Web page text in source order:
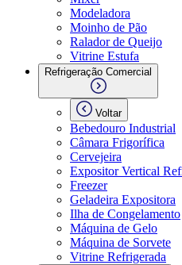
Modeladora
Moinho de Pão
Ralador de Queijo
Vitrine Estufa
Refrigeração Comercial
Voltar
Bebedouro Industrial
Câmara Frigorífica
Cervejeira
Expositor Vertical
Freezer
Geladeira Expositora
Ilha de Congelamento
Máquina de Gelo
Máquina de Sorvete
Vitrine Refrigerada